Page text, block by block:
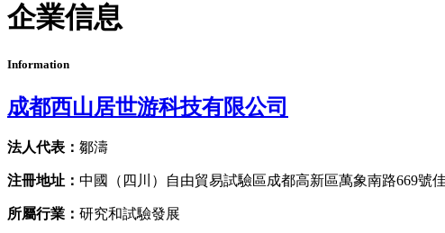
企業信息
Information
成都西山居世游科技有限公司
法人代表： 鄒濤
注冊地址： 中國（四川）自由貿易試驗區成都高新區萬象南路669號
所屬行業： 研究和試驗發展